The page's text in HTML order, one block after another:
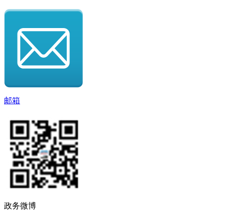
邮箱
政务微博